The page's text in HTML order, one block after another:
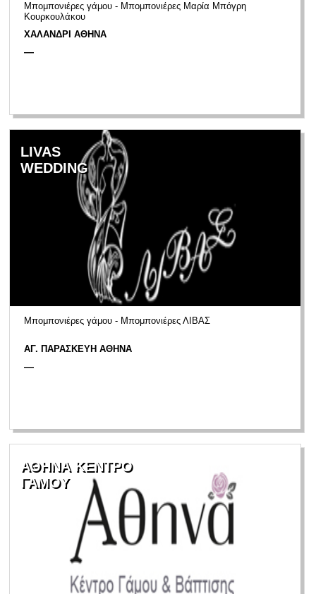
Μπομπονιέρες γάμου - Μπομπονιέρες Μαρία Μπόγρη
Κουρκουλάκου
ΧΑΛΑΝΔΡΙ ΑΘΗΝΑ
—
LIVAS
WEDDING
Μπομπονιέρες γάμου - Μπομπονιέρες ΛΙΒΑΣ
ΑΓ. ΠΑΡΑΣΚΕΥΗ ΑΘΗΝΑ
—
ΑΘΗΝΑ ΚΕΝΤΡΟ
ΓΑΜΟΥ